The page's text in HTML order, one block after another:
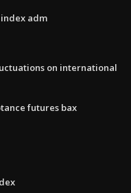
adm
on international
futures bax